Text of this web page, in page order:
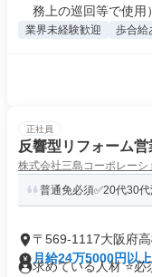
務上の巡回等で使用
業界未経験歓迎 歩合給
正社員
反響型リフォーム
株式会社三島コーポレーシ
普通免必須✅20代30
〒569-1117大阪府
月給24万5000円以上
求めている人材 ⭐